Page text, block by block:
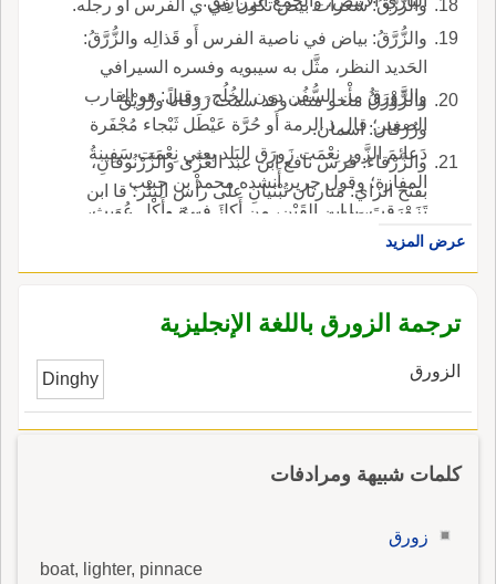
والزُّرَّقُ: شعرات بيض تكون في ي الفرس أََو رجله.
والزُّرَّقُ: بياض في ناصية الفرس أَو قَذالِه والزُّرَّقُ:
الحَديد النظر، مثَّل به سيبويه وفسره السيرافي
والزَّوْرَقُ من السُّفُن دون الخُلُج، وقيل: هو القارب
الصغير؛ قال ذ الرمة أَو حُرَّة عَيْطَل ثَبْجاء مُجْفَرة
دَعائمَ الزَّورِ نِعْمَت زَورَق البَلد يعني نِعْمَت سَفِينةُ
المفازة؛ وقول جرير أَنشده محمد بن حبيب
تَزَوْرَقتَ، يا ابن القَيْنِ، من أَكل فِيرة وأَكْلِ عُوَيثٍ،
حين أَسْهَلَك البَطْن ويقال: تَزَوْرَقَ الرجلُ إِذا رمى ما
في بطنه.
والزَّوْرَقُ مأْخو منه، وقد سمت زَرَقاناً وزُرَيْقٌ
وزُرْقان: اسمان.
والزَّرْقاء: فرس نافع ابن عبد العُزَّى والزَّرْنُوقانِ،
بفتح الزاي: مَنارتان تُبْنَيانِ على رأْس البئْر؛ قا ابن
جني: هو فَعْنُول وهو غريب، فأَما الزُّرْنُوق، بضم
الزاي فرُباعيّ، وسيذكر.عرض المزيد
ترجمة الزورق باللغة الإنجليزية
الزورق Dinghy
كلمات شبيهة ومرادفات
زورق
boat, lighter, pinnace